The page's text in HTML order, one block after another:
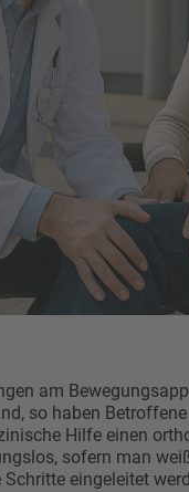
am
so haben
Hilfe einen
sofern man
eingeleitet